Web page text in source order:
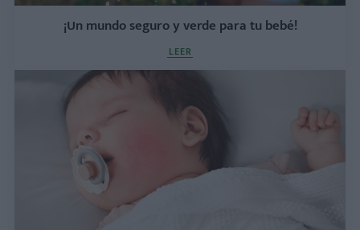
¡Un mundo seguro y verde para tu bebé!
LEER